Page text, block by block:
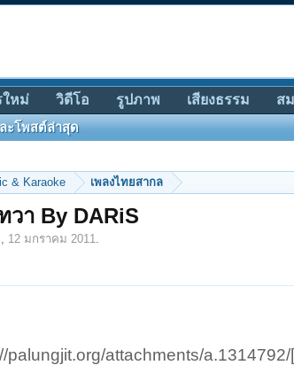
& Karaoke เพลงไทยสากล
า By DARiS
, 12 มกราคม 2011.
palungjit.org/attachments/a.1314792/
ะโพสต์ล่าสุด
ใหม่ วิดีโอ รูปภาพ เสียงธรรม ส